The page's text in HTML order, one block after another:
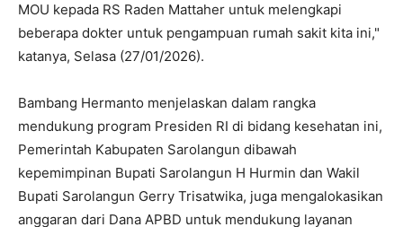
MOU kepada RS Raden Mattaher untuk melengkapi
beberapa dokter untuk pengampuan rumah sakit kita ini,"
katanya, Selasa (27/01/2026).
Bambang Hermanto menjelaskan dalam rangka
mendukung program Presiden RI di bidang kesehatan ini,
Pemerintah Kabupaten Sarolangun dibawah
kepemimpinan Bupati Sarolangun H Hurmin dan Wakil
Bupati Sarolangun Gerry Trisatwika, juga mengalokasikan
anggaran dari Dana APBD untuk mendukung layanan